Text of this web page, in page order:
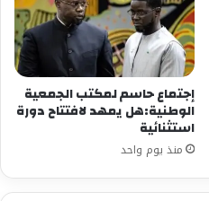
إجتماع حاسم لمكتب الجمعية
الوطنية:هل يمهد لافتتاح دورة
استثنائية
منذ يوم واحد